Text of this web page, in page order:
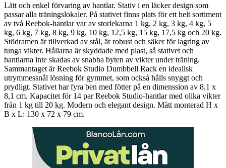
Lätt och enkel förvaring av hantlar. Stativ i en läcker design som
passar alla träningslokaler. På stativet finns plats för ett helt sortiment
av två Reebok-hantlar var av storlekarna 1 kg, 2 kg, 3 kg, 4 kg, 5
kg, 6 kg, 7 kg, 8 kg, 9 kg, 10 kg, 12,5 kg, 15 kg, 17,5 kg och 20 kg.
Stödramen är tillverkad av stål, är robust och säker för lagring av
tunga vikter. Hållarna är skyddade med plast, så stativet och
hantlarna inte skadas av snabba byten av vikter under träning.
Sammantaget är Reebok Studio Dumbbell Rack en idealisk
utrymmessnål lösning för gymmet, som också hålls snyggt och
prydligt. Stativet har fyra ben med fötter på en dimenssion av 8,1 x
8,1 cm. Kapacitet för 14 par Reebok Studio-hantlar med olika vikter
från 1 kg till 20 kg. Modern och elegant design. Mått monterad H x
B x L: 130 x 72 x 79 cm.